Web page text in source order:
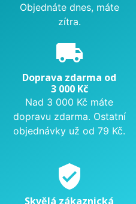
Objednáte dnes, máte
zítra.
local_shipping
Doprava zdarma od
3 000 Kč
Nad 3 000 Kč máte
dopravu zdarma. Ostatní
objednávky už od 79 Kč.
verified_user
Skvělá zákaznická